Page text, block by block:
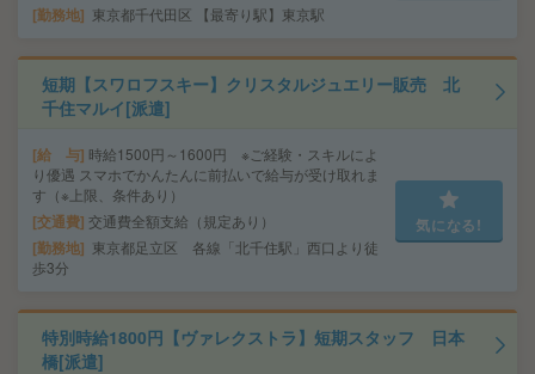
勤務地 東京都千代田区 【最寄り駅】東京駅
短期【スワロフスキー】クリスタルジュエリー販売 北
千住マルイ[派遣]
給 与 時給1500円～1600円 ※ご経験・スキルによ
り優遇 スマホでかんたんに前払いで給与が受け取れま
す（※上限、条件あり）
交通費 交通費全額支給（規定あり）
勤務地
東京都足立区 各線「北千住駅」西口より徒
歩3分
気になる!
特別時給1800円【ヴァレクストラ】短期スタッフ 日本
橋[派遣]